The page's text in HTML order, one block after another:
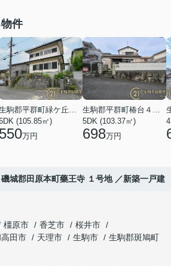
件
生駒郡平群町緑ケ丘５丁目
(105.85㎡)
550万円
生駒郡平群町椿台４丁目
5DK (103.37㎡)
698万円
磯城郡田原本町藥王寺 １号地 ／新築一戸建
橿原市 香芝市
桜井市
田市 天理市 生駒市
生駒郡斑鳩町